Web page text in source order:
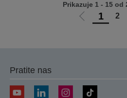
Idi
1 2
Prikazuje 1 - 15 od
Pratite nas